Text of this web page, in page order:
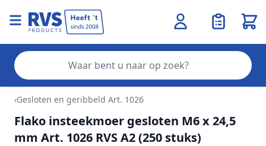
Ga naar de inhoud
‹Gesloten en geribbeld Art. 1026
Flako insteekmoer gesloten M6 x 24,5
mm Art. 1026 RVS A2 (250 stuks)